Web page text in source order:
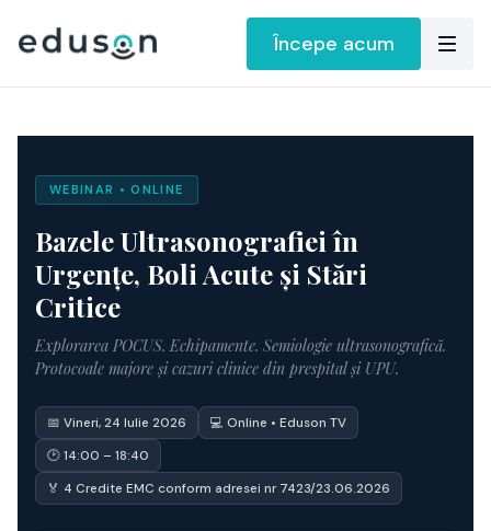
Începe acum
WEBINAR • ONLINE
Bazele Ultrasonografiei în
Urgențe, Boli Acute și Stări
Critice
Explorarea POCUS. Echipamente. Semiologie ultrasonografică.
Protocoale majore și cazuri clinice din prespital și UPU.
📅 Vineri, 24 Iulie 2026
💻 Online • Eduson TV
🕑 14:00 – 18:40
🏅 4 Credite EMC conform adresei nr 7423/23.06.2026